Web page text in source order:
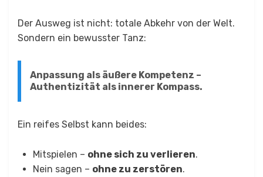
Der Ausweg ist nicht: totale Abkehr von der Welt.
Sondern ein bewusster Tanz:
Anpassung als äußere Kompetenz –
Authentizität als innerer Kompass.
Ein reifes Selbst kann beides:
Mitspielen – ohne sich zu verlieren.
Nein sagen – ohne zu zerstören.